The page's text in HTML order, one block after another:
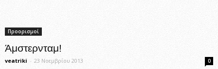
Προορισμοί
Άμστερνταμ!
veatriki - 23 Νοεμβρίου 2013 0